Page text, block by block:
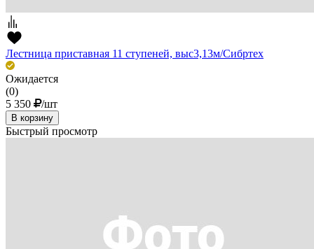
Лестница приставная 11 ступеней, выс3,13м/Сибртех
Ожидается
(0)
5 350
/шт
В корзину
Быстрый просмотр